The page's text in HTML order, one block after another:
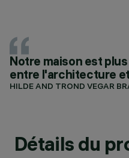
EMPLACEMENT
NESØYA, NORWAY
Notre maison est
entre l'architecture
HILDE AND TROND VEGAR
Détails du